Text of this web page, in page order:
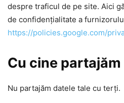
despre traficul de pe site. Aici
de confidențialitate a
https://policies.google.com/
Cu cine
Nu partajăm datele tale cu terți.